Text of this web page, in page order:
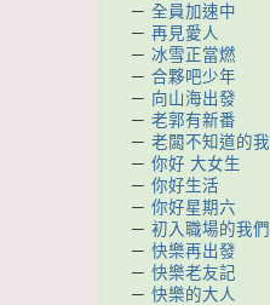
－ 全員加速中
－ 再見愛人
－ 冰雪正當燃
－ 合夥吧少年
－ 向山海出發
－ 老郭有新番
－ 老闆不知道的我
－ 你好 大女生
－ 你好生活
－ 你好星期六
－ 初入職場的我們
－ 快樂再出發
－ 快樂老友記
－ 快樂的大人